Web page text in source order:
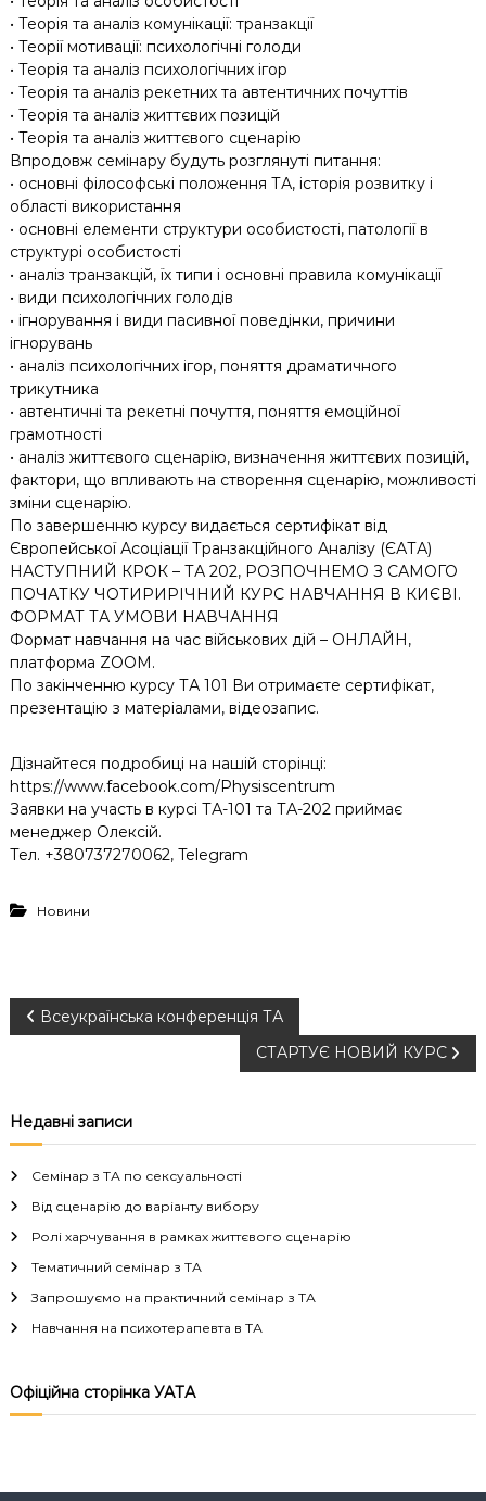
• Теорія та аналіз комунікації: транзакції
• Теорії мотивації: психологічні голоди
• Теорія та аналіз психологічних ігор
• Теорія та аналіз рекетних та автентичних почуттів
• Теорія та аналіз життєвих позицій
• Теорія та аналіз життєвого сценарію
Впродовж семінару будуть розглянуті питання:
• основні філософські положення ТА, історія розвитку і
області використання
• основні елементи структури особистості, патології в
структурі особистості
• аналіз транзакцій, їх типи і основні правила комунікації
• види психологічних голодів
• ігнорування і види пасивної поведінки, причини
ігнорувань
• аналіз психологічних ігор, поняття драматичного
трикутника
• автентичні та рекетні почуття, поняття емоційної
грамотності
• аналіз життєвого сценарію, визначення життєвих позицій,
фактори, що впливають на створення сценарію, можливості
зміни сценарію.
По завершенню курсу видається сертифікат від
Європейської Асоціації Транзакційного Аналізу (ЄАТА)
НАСТУПНИЙ КРОК – ТА 202, РОЗПОЧНЕМО З САМОГО
ПОЧАТКУ ЧОТИРИРІЧНИЙ КУРС НАВЧАННЯ В КИЄВІ.
ФОРМАТ ТА УМОВИ НАВЧАННЯ
Формат навчання на час військових дій – ОНЛАЙН,
платформа ZOOM.
По закінченню курсу ТА 101 Ви отримаєте сертифікат,
презентацію з матеріалами, відеозапис.
Дізнайтеся подробиці на нашій сторінці:
https://www.facebook.com/Physiscentrum
Заявки на участь в курсі ТА-101 та ТА-202 приймає
менеджер Олексій.
Тел. +380737270062, Telegram
Новини
Н
в
і
г
а
ц
я
Всеукраїнська конференція ТА
СТАРТУЄ НОВИЙ КУРС
Недавні записи
Семінар з ТА по сексуальності
Від сценарію до варіанту вибору
Ролі харчування в рамках життєвого сценарію
Тематичний семінар з ТА
Запрошуємо на практичний семінар з ТА
Навчання на психотерапевта в ТА
Офіційна сторінка УАТА